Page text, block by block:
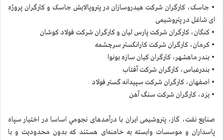
• جاسک، کارگران شرکت هیدروسازان در پتروپالایش جاسک و کارگران پروژه
ای شاغل در پتروشیمی
• کنگان، کارگران شرکت پارس لیان و کارگران شرکت فولاد کوشان
• کرمان، کارگران شرکت کارانگستر سرچشمه
• بندر ماهشهر، کارگران کیان سازه بونوا
• بندرعباس، کارگران شرکت آفتاب
• اصفهان، کارگران شرکت سپیدانه گستر فولاد
• یزد، کارگران شرکت سنگ آهن
صنایع نفت، گاز، پتروشیمی ایران با درآمدهای نجومي اساسا در اختیار سپاه
پاسداران و موسسات وابسته به خامنه‌ای هستند که بدون محدودیت و با